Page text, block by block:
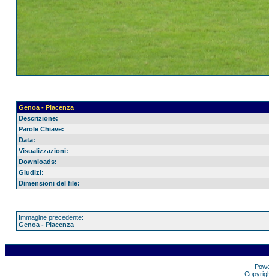
Genoa - Piacenza
Descrizione:
Parole Chiave:
Data:
Visualizzazioni:
Downloads:
Giudizi:
Dimensioni del file:
Immagine precedente:
Genoa - Piacenza